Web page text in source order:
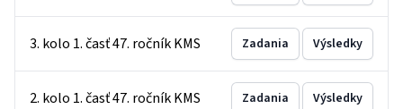
3. kolo 1. časť 47. ročník KMS Zadania Výsledky
2. kolo 1. časť 47. ročník KMS Zadania Výsledky